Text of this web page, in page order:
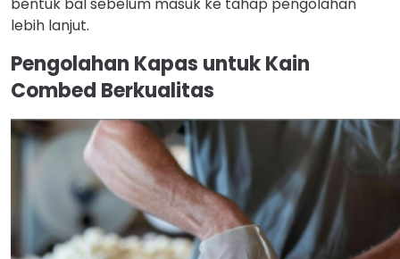
lebih lanjut.
Pengolahan Kapas untuk Kain
Combed Berkualitas